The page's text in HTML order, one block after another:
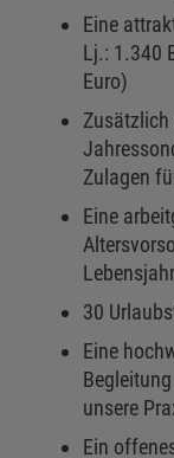
Eine
Lj.: 1.340
Euro)
Zulagen
Eine
30
Eine
unsere
Ein